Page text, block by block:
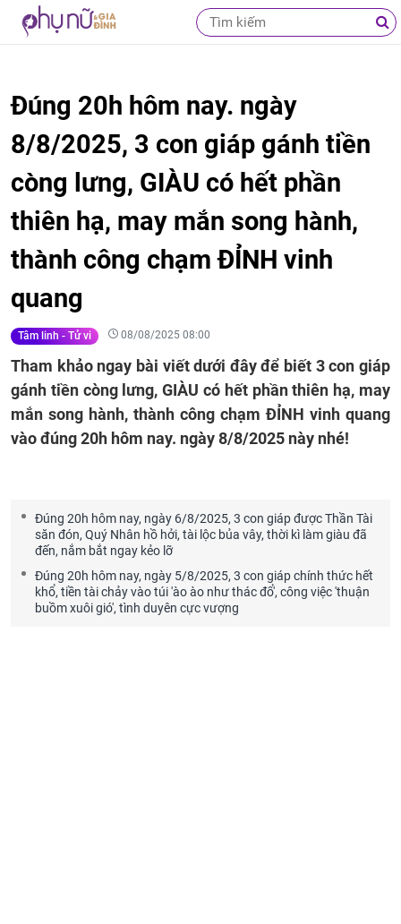
Đúng 20h hôm nay. ngày
8/8/2025, 3 con giáp gánh tiền
còng lưng, GIÀU có hết phần
thiên hạ, may mắn song hành,
thành công chạm ĐỈNH vinh
quang
Tâm linh - Tử vi 08/08/2025 08:00
Tham khảo ngay bài viết dưới đây để biết 3 con giáp
gánh tiền còng lưng, GIÀU có hết phần thiên hạ, may
mắn song hành, thành công chạm ĐỈNH vinh quang
vào đúng 20h hôm nay. ngày 8/8/2025 này nhé!
Đúng 20h hôm nay, ngày 6/8/2025, 3 con giáp được Thần Tài
săn đón, Quý Nhân hồ hởi, tài lộc bủa vây, thời kì làm giàu đã
đến, nắm bắt ngay kẻo lỡ
Đúng 20h hôm nay, ngày 5/8/2025, 3 con giáp chính thức hết
khổ, tiền tài chảy vào túi 'ào ào như thác đổ', công việc 'thuận
buồm xuôi gió', tình duyên cực vượng